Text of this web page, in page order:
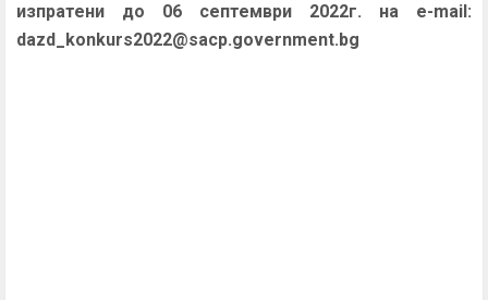
изпратени до 06 септември 2022г. на e-mail:
dazd_konkurs2022@sacp.government.bg